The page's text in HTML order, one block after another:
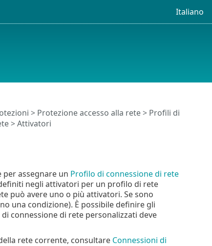
Italiano
> Protezione accesso alla rete> Profili di
> Attivatori
assegnare un Profilo di connessione di rete
negli attivatori per un profilo di rete
può avere uno o più attivatori. Se sono
una condizione). È possibile definire gli
connessione di rete personalizzati deve
rete corrente, consultare Connessioni di